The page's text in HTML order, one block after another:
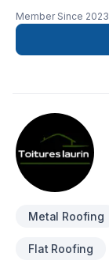
Member Since 2023
Metal Roofing
Flat Roofing